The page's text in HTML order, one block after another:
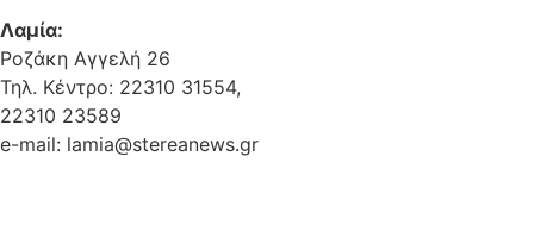
Λαμία:
Ροζάκη Αγγελή 26
Τηλ. Κέντρο: 22310 31554,
22310 23589
e-mail: lamia@stereanews.gr